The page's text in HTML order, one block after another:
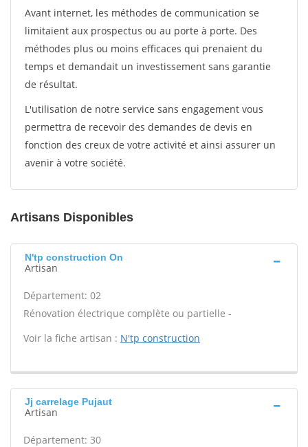
Avant internet, les méthodes de communication se
limitaient aux prospectus ou au porte à porte. Des
méthodes plus ou moins efficaces qui prenaient du
temps et demandait un investissement sans garantie
de résultat.
L'utilisation de notre service sans engagement vous
permettra de recevoir des demandes de devis en
fonction des creux de votre activité et ainsi assurer un
avenir à votre société.
Artisans Disponibles
N'tp construction On
Artisan
Département: 02
Rénovation électrique complète ou partielle -
Voir la fiche artisan : N'tp construction
Jj carrelage Pujaut
Artisan
Département: 30